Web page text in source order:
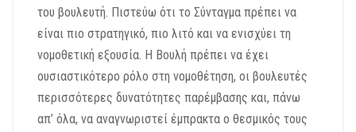
του βουλευτή. Πιστεύω ότι το Σύνταγμα πρέπει να
είναι πιο στρατηγικό, πιο λιτό και να ενισχύει τη
νομοθετική εξουσία. Η Βουλή πρέπει να έχει
ουσιαστικότερο ρόλο στη νομοθέτηση, οι βουλευτές
περισσότερες δυνατότητες παρέμβασης και, πάνω
απ’ όλα, να αναγνωριστεί έμπρακτα ο θεσμικός τους